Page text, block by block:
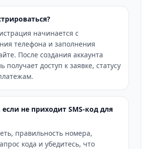
начинается с
телефона и заполнения
После создания аккаунта
получает доступ к заявке, статусу
не приходит SMS-код для
правильность номера,
кода и убедитесь, что